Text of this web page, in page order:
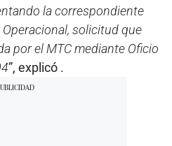
la correspondiente
solicitud que
por el MTC mediante Oficio
”, explicó .